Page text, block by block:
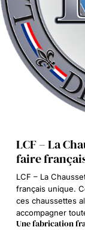
LCF – La
faire
LCF – La
français unique.
ces chaussettes
accompagner
Une fabrication